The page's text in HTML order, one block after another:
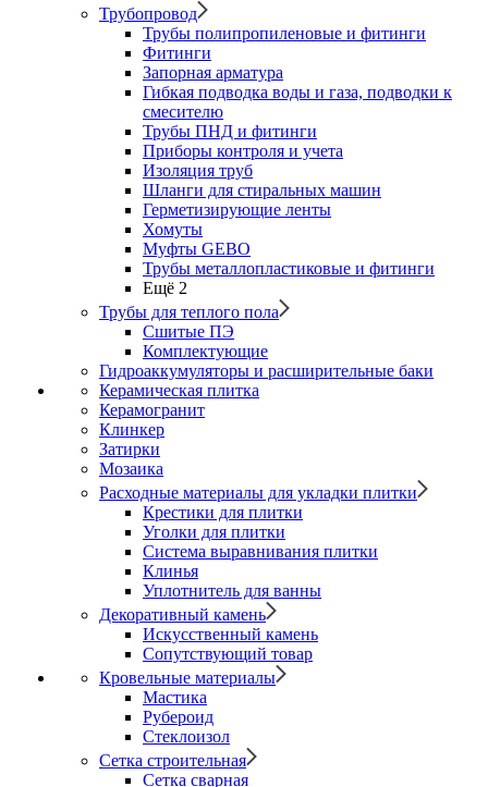
Трубопровод
Трубы полипропиленовые и фитинги
Фитинги
Запорная арматура
Гибкая подводка воды и газа, подводки к
смесителю
Трубы ПНД и фитинги
Приборы контроля и учета
Изоляция труб
Шланги для стиральных машин
Герметизирующие ленты
Хомуты
Муфты GEBO
Трубы металлопластиковые и фитинги
Ещё 2
Трубы для теплого пола
Сшитые ПЭ
Комплектующие
Гидроаккумуляторы и расширительные баки
Керамическая плитка
Керамогранит
Клинкер
Затирки
Мозаика
Расходные материалы для укладки плитки
Крестики для плитки
Уголки для плитки
Система выравнивания плитки
Клинья
Уплотнитель для ванны
Декоративный камень
Искусственный камень
Сопутствующий товар
Кровельные материалы
Мастика
Рубероид
Стеклоизол
Сетка строительная
Сетка сварная